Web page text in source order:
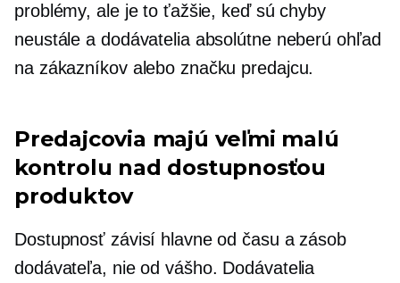
problémy, ale je to ťažšie, keď sú chyby
neustále a dodávatelia absolútne neberú ohľad
na zákazníkov alebo značku predajcu.
Predajcovia majú veľmi malú
kontrolu nad dostupnosťou
produktov
Dostupnosť závisí hlavne od času a zásob
dodávateľa, nie od vášho. Dodávatelia